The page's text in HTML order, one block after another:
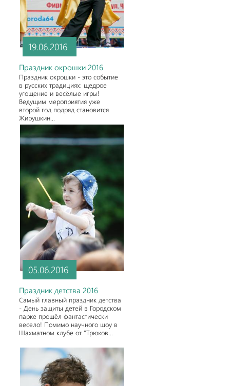
19.06.2016
Праздник окрошки 2016
Праздник окрошки - это событие
в русских традициях: щедрое
угощение и весёлые игры!
Ведущим мероприятия уже
второй год подряд становится
Жирушкин...
05.06.2016
Праздник детства 2016
Самый главный праздник детства
- День защиты детей в Городском
парке прошёл фантастически
весело! Помимо научного шоу в
Шахматном клубе от "Трюков...